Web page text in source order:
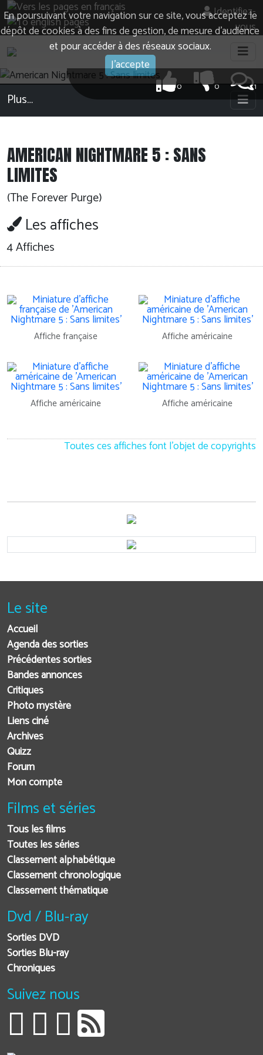
En poursuivant votre navigation sur ce site, vous acceptez le
dépôt de cookies à des fins de gestion, de mesure d’audience
et pour accéder à des réseaux sociaux.
J'accepte
Identifiez-
vous
1
0
0
Plus…
AMERICAN NIGHTMARE 5 : SANS
LIMITES
(The Forever Purge)
Les affiches
4 Affiches
Affiche française Affiche américaine
Affiche américaine Affiche américaine
Toutes ces affiches font l'objet de copyrights
Le site
Accueil
Agenda des sorties
Précédentes sorties
Bandes annonces
Critiques
Photo mystère
Liens ciné
Archives
Quizz
Forum
Mon compte
Films et séries
Tous les films
Toutes les séries
Classement alphabétique
Classement chronologique
Classement thématique
Dvd / Blu-ray
Sorties DVD
Sorties Blu-ray
Chroniques
Suivez nous